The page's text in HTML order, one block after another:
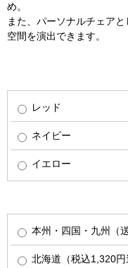
め。
また、パーソナルチェア
空間を演出できます。
レッド
ネイビー
イエロー
本州・四国・九州（
北海道（税込1,320円